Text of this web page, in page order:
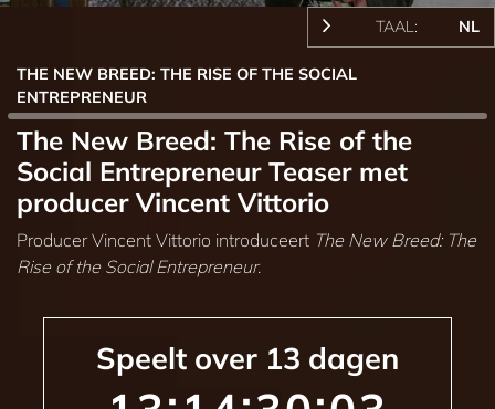
TAAL: NL
THE NEW BREED: THE RISE OF THE SOCIAL
ENTREPRENEUR
The New Breed: The Rise of the
Social Entrepreneur Teaser met
producer Vincent Vittorio
Producer Vincent Vittorio introduceert The New Breed: The
Rise of the Social Entrepreneur.
Speelt over 13 dagen